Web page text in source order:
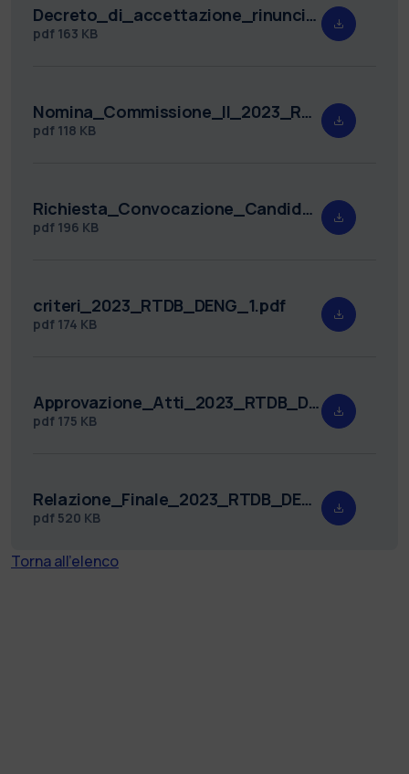
Decreto_di_accettazione_rinuncia_2023_RTDB_DENG_1.pdf
pdf 163 KB
Nomina_Commissione_II_2023_RTDB_DENG_1.pdf
pdf 118 KB
Richiesta_Convocazione_Candidati_2023_RTDB_DENG_1.pdf
pdf 196 KB
criteri_2023_RTDB_DENG_1.pdf
pdf 174 KB
Approvazione_Atti_2023_RTDB_DENG_1.pdf
pdf 175 KB
Relazione_Finale_2023_RTDB_DENG_1.pdf
pdf 520 KB
Torna all'elenco